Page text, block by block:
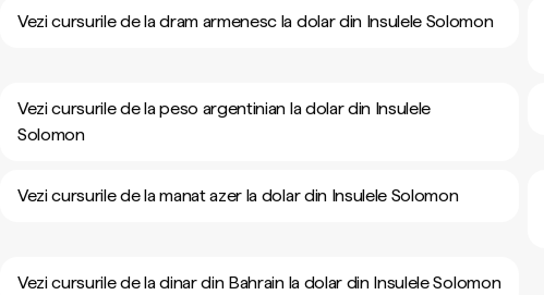
Vezi cursurile de la dram armenesc la dolar din Insulele Solomon
Vezi cursurile de la peso argentinian la dolar din Insulele
Solomon
Vezi cursurile de la manat azer la dolar din Insulele Solomon
Vezi cursurile de la dinar din Bahrain la dolar din Insulele Solomon